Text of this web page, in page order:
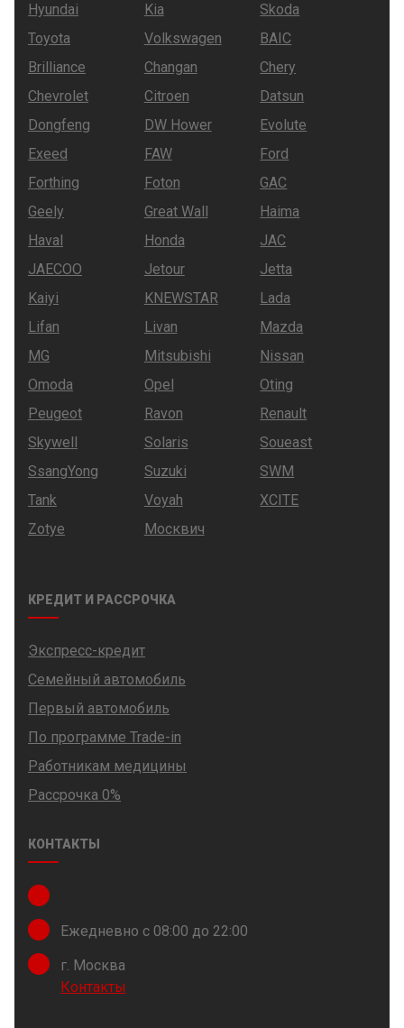
Hyundai Kia
Skoda
Toyota
Volkswagen
BAIC
Brilliance
Changan
Chery
Chevrolet
Citroen
Datsun
Dongfeng
DW Hower
Evolute
Exeed
FAW
Ford
Forthing
Foton
GAC
Geely
Great Wall
Haima
Haval
Honda
JAC
JAECOO
Jetour
Jetta
Kaiyi
KNEWSTAR
Lada
Lifan
Livan
Mazda
MG
Mitsubishi
Nissan
Omoda
Opel
Oting
Peugeot
Ravon
Renault
Skywell
Solaris
Soueast
SsangYong
Suzuki
SWM
Tank
Voyah
XCITE
Zotye
Москвич
КРЕДИТ И РАССРОЧКА
Экспресс-кредит
Семейный автомобиль
Первый автомобиль
По программе Trade-in
Работникам медицины
Рассрочка 0%
КОНТАКТЫ
Ежедневно с 08:00 до 22:00
г. Москва
Контакты